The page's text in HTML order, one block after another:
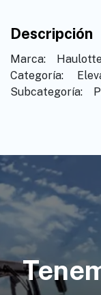
Descripción
Marca:
Categoría:
Subcategoría: